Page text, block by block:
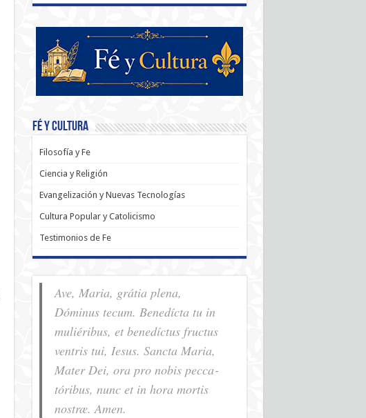
Fé y Cultura
Filosofía y Fe
Ciencia y Religión
Evangelización y Nuevas Tecnologías
Cultura Popular y Catolicismo
Testimonios de Fe
Ave, Maria, grátia plena,
Dóminus tecum. Benedícta tu in
muliéribus, et benedíctus fructus
ventris tui, Iesus. Sancta Maria,
Mater Dei, ora pro nobis pec­ca­
tóribus, nunc et in hora mortis
nostræ. Amen.